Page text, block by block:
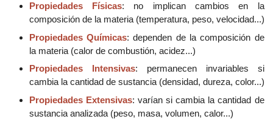
Propiedades Físicas: no implican cambios en la
composición de la materia (temperatura, peso, velocidad...)
Propiedades Químicas: dependen de la composición de
la materia (calor de combustión, acidez...)
Propiedades Intensivas: permanecen invariables si
cambia la cantidad de sustancia (densidad, dureza, color...)
Propiedades Extensivas: varían si cambia la cantidad de
sustancia analizada (peso, masa, volumen, calor...)